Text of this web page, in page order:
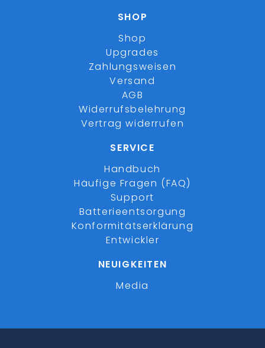
SHOP
Shop
Upgrades
Zahlungsweisen
Versand
AGB
Widerrufsbelehrung
Vertrag widerrufen
SERVICE
Handbuch
Häufige Fragen (FAQ)
Support
Batterieentsorgung
Konformitätserklärung
Entwickler
NEUIGKEITEN
Media